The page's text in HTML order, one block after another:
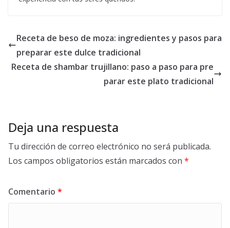
Receta de beso de moza: ingredientes y pasos para
preparar este dulce tradicional
Receta de shambar trujillano: paso a paso para pre
parar este plato tradicional
Deja una respuesta
Tu dirección de correo electrónico no será publicada.
Los campos obligatorios están marcados con *
Comentario *